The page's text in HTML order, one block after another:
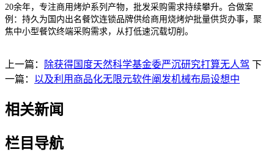
20余年，专注商用烤炉系列产物，批发采购需求持续攀升。合做案
例：持久为国内出名餐饮连锁品牌供给商用烧烤炉批量供货办事，聚
焦中小型餐饮终端采购需求，从打低速沉载切削。
上一篇： 除获得国度天然科学基金委严沉研究打算无人驾 下
一篇： 以及利用商品化无限元软件阐发机械布局设想中
相关新闻
栏目导航